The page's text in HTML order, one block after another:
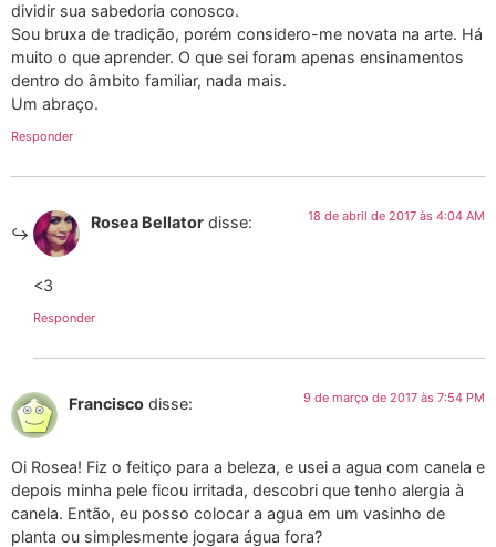
dividir sua sabedoria conosco.
Sou bruxa de tradição, porém considero-me novata na arte. Há
muito o que aprender. O que sei foram apenas ensinamentos
dentro do âmbito familiar, nada mais.
Um abraço.
Responder
Rosea Bellator disse: 18 de abril de 2017 às 4:04 AM
<3
Responder
Francisco disse: 9 de março de 2017 às 7:54 PM
Oi Rosea! Fiz o feitiço para a beleza, e usei a agua com canela e
depois minha pele ficou irritada, descobri que tenho alergia à
canela. Então, eu posso colocar a agua em um vasinho de
planta ou simplesmente jogara água fora?